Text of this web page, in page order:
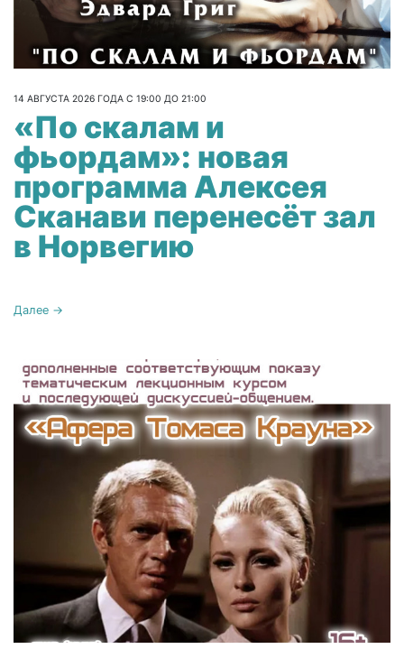
14 АВГУСТА 2026 ГОДА С 19:00 ДО 21:00
«По скалам и
фьордам»: новая
программа Алексея
Сканави перенесёт зал
в Норвегию
Далее →